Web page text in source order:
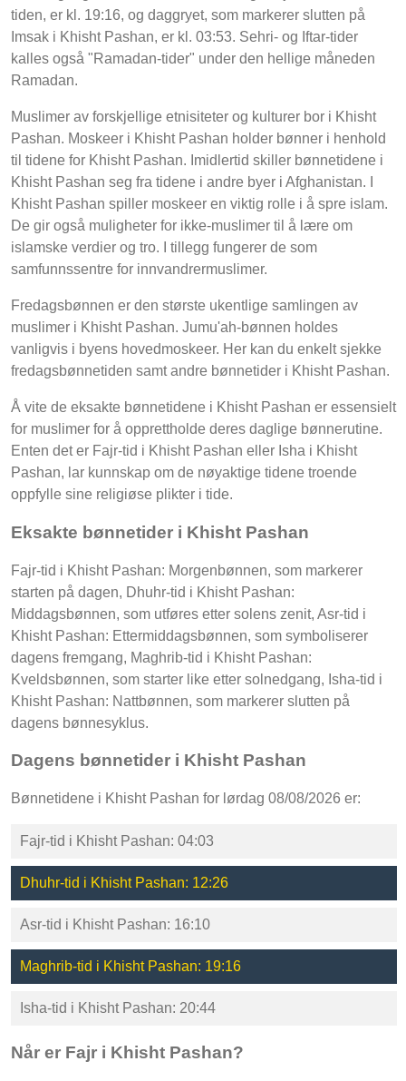
tiden, er kl. 19:16, og daggryet, som markerer slutten på
Imsak i Khisht Pashan, er kl. 03:53. Sehri- og Iftar-tider
kalles også "Ramadan-tider" under den hellige måneden
Ramadan.
Muslimer av forskjellige etnisiteter og kulturer bor i Khisht
Pashan. Moskeer i Khisht Pashan holder bønner i henhold
til tidene for Khisht Pashan. Imidlertid skiller bønnetidene i
Khisht Pashan seg fra tidene i andre byer i Afghanistan. I
Khisht Pashan spiller moskeer en viktig rolle i å spre islam.
De gir også muligheter for ikke-muslimer til å lære om
islamske verdier og tro. I tillegg fungerer de som
samfunnssentre for innvandrermuslimer.
Fredagsbønnen er den største ukentlige samlingen av
muslimer i Khisht Pashan. Jumu'ah-bønnen holdes
vanligvis i byens hovedmoskeer. Her kan du enkelt sjekke
fredagsbønnetiden samt andre bønnetider i Khisht Pashan.
Å vite de eksakte bønnetidene i Khisht Pashan er essensielt
for muslimer for å opprettholde deres daglige bønnerutine.
Enten det er Fajr-tid i Khisht Pashan eller Isha i Khisht
Pashan, lar kunnskap om de nøyaktige tidene troende
oppfylle sine religiøse plikter i tide.
Eksakte bønnetider i Khisht Pashan
Fajr-tid i Khisht Pashan: Morgenbønnen, som markerer
starten på dagen, Dhuhr-tid i Khisht Pashan:
Middagsbønnen, som utføres etter solens zenit, Asr-tid i
Khisht Pashan: Ettermiddagsbønnen, som symboliserer
dagens fremgang, Maghrib-tid i Khisht Pashan:
Kveldsbønnen, som starter like etter solnedgang, Isha-tid i
Khisht Pashan: Nattbønnen, som markerer slutten på
dagens bønnesyklus.
Dagens bønnetider i Khisht Pashan
Bønnetidene i Khisht Pashan for lørdag 08/08/2026 er:
Fajr-tid i Khisht Pashan: 04:03
Dhuhr-tid i Khisht Pashan: 12:26
Asr-tid i Khisht Pashan: 16:10
Maghrib-tid i Khisht Pashan: 19:16
Isha-tid i Khisht Pashan: 20:44
Når er Fajr i Khisht Pashan?